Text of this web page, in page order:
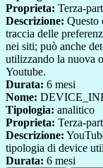
Proprieta: Terza-
Descrizione: Questo
traccia delle
nei siti; può anche
utilizzando la nuova
Youtube.
Durata: 6 mesi
Nome:
Tipologia: analitico
Proprieta: Terza-
Descrizione:
tipologia di device
Durata: 6 mesi